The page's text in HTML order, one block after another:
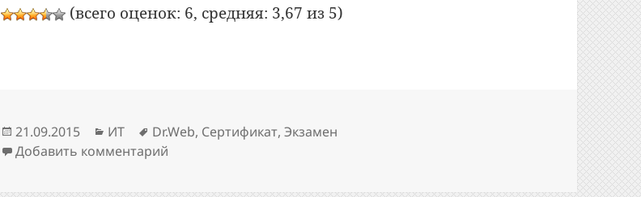
(всего оценок: 6, средняя: 3,67 из 5)
Опубликовано
21.09.2015 Рубрики
ИТ Метки
Dr.Web, Сертификат,Экзамен
Добавить комментарий